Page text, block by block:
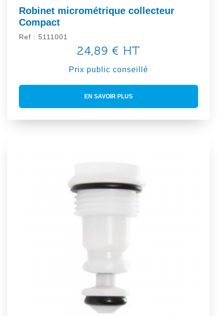
Robinet micrométrique collecteur
Compact
Ref : 5111001
24,89 € HT
Prix public conseillé
EN SAVOIR PLUS